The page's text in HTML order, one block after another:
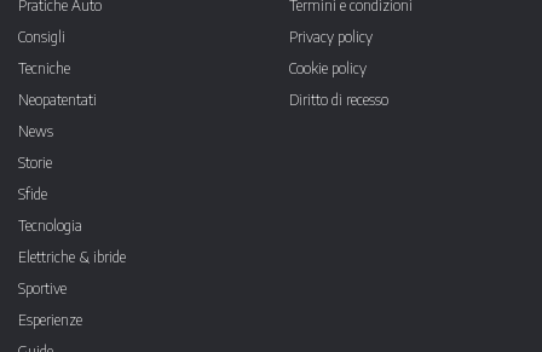
Pratiche Auto
Consigli
Tecniche
Neopatentati
News
Storie
Sfide
Tecnologia
Elettriche & ibride
Sportive
Esperienze
Termini e condizioni
Privacy policy
Cookie policy
Diritto di recesso